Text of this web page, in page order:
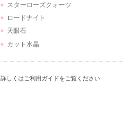
スターローズクォーツ
ロードナイト
天眼石
カット水晶
詳しくはご利用ガイドをご覧ください